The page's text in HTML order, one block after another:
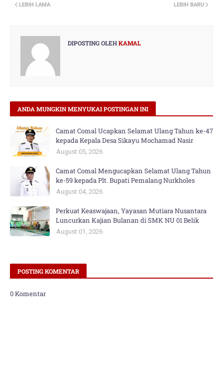
LEBIH BARU
LEBIH LAMA
DIPOSTING OLEHKAMAL
ANDA MUNGKIN MENYUKAI POSTINGAN INI
Camat Comal Ucapkan Selamat Ulang Tahun ke-47
kepada Kepala Desa Sikayu Mochamad Nasir
August 05, 2026
Camat Comal Mengucapkan Selamat Ulang Tahun
ke-59 kepada Plt. Bupati Pemalang Nurkholes
August 04, 2026
Perkuat Keaswajaan, Yayasan Mutiara Nusantara
Luncurkan Kajian Bulanan di SMK NU 01 Belik
August 01, 2026
POSTING KOMENTAR
0 Komentar